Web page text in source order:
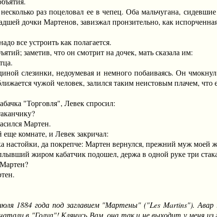
раз поцеловал ее в чепец. Оба мальчугана, сидевшие
дочки Мартенов, завизжал пронзительно, как
устроить как полагается.
заметив, что он смотрит на дочек, мать сказала им:
слезинки, недоумевая и немного побаиваясь. Он чмокнул
чужой человек, залился таким неистовым плачем, что
"Торговля", Левек спросил:
Мартен.
комнате, и Левек закричал:
да покрепче: Мартен вернулся, прежний муж моей
жиром кабатчик подошел, держа в одной руке три
1884 года под заглавием "Мартены" ("Les Martins").
в "Голуа"! Клянусь Вам, она так и не выходит у меня из